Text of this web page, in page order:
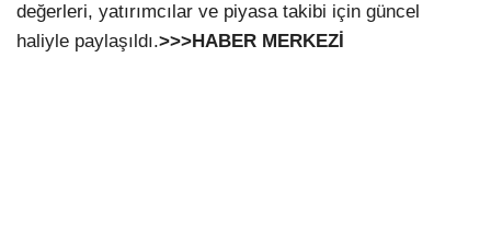
değerleri, yatırımcılar ve piyasa takibi için güncel
haliyle paylaşıldı.>>>HABER MERKEZİ